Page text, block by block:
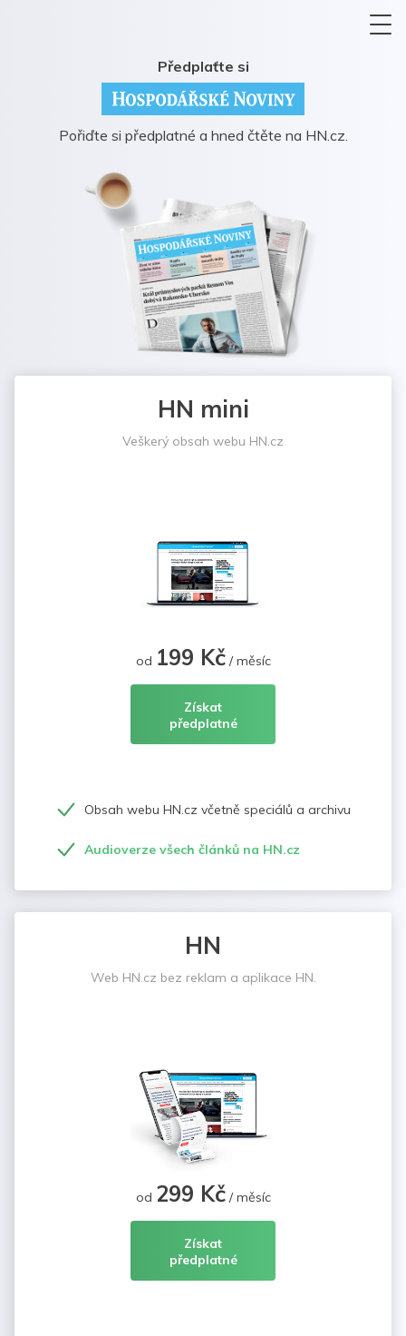
Předplaťte si
Pořiďte si předplatné a hned čtěte na HN.cz.
HN mini
Veškerý obsah webu HN.cz
od 199 Kč/ měsíc
Získat
předplatné
Obsah webu HN.cz včetně speciálů a archivu
Audioverze všech článků na HN.cz
HN
Web HN.cz bez reklam a aplikace HN.
od 299 Kč/ měsíc
Získat
předplatné